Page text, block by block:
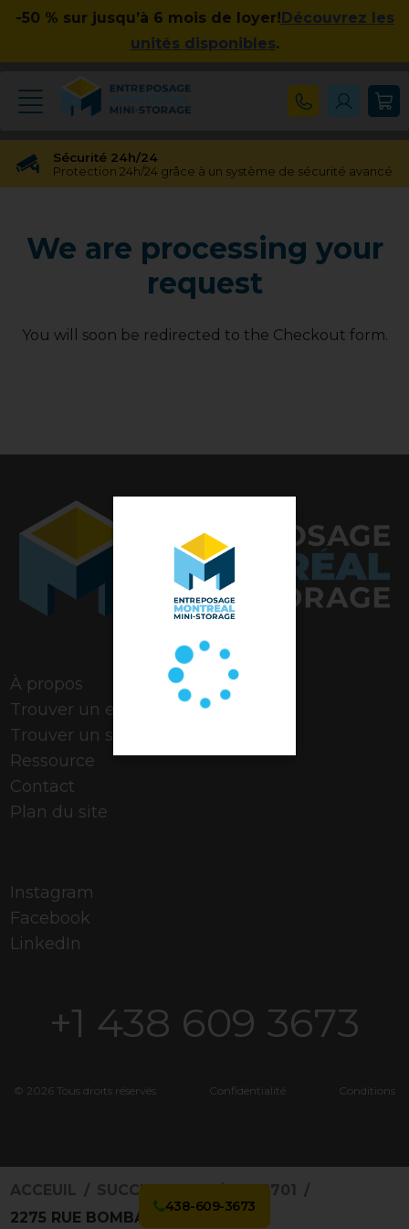
-50 % sur jusqu’à 6 mois de loyer!Découvrez les
unités disponibles.
Sécurité 24h/24
Protection 24h/24 grâce à un système de sécurité avancé
Transfert gratuit d'unité
Vous avez besoin d'une taille différente ? Pas de souci !
Pas d'engagement à long terme
We are processing your
request
You will soon be redirected to the Checkout form.
À propos
Trouver un espace
Trouver un stationnement
Ressource
Contact
Plan du site
Instagram
Facebook
LinkedIn
+1 438 609 3673
© 2026 Tous droits réservés Confidentialité Conditions
438-609-3673
ACCEUIL SUCCURSALES
4862701
2275 RUE BOMBARDIER